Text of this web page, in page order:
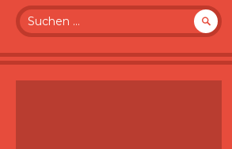
Suche
nach: